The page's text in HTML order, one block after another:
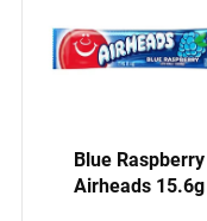
Blue Raspberry
Airheads 15.6g